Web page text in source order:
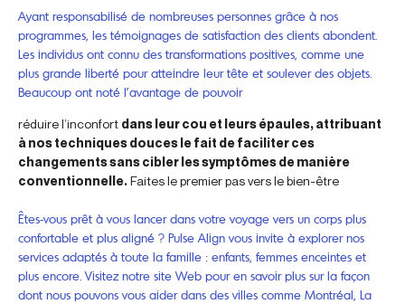
Ayant responsabilisé de nombreuses personnes grâce à nos
programmes, les témoignages de satisfaction des clients abondent.
Les individus ont connu des transformations positives, comme une
plus grande liberté pour atteindre leur tête et soulever des objets.
Beaucoup ont noté l’avantage de pouvoir
réduire l’inconfort dans leur cou et leurs épaules, attribuant
à nos techniques douces le fait de faciliter ces
changements sans cibler les symptômes de manière
conventionnelle.Faites le premier pas vers le bien-être
Êtes-vous prêt à vous lancer dans votre voyage vers un corps plus
confortable et plus aligné ? Pulse Align vous invite à explorer nos
services adaptés à toute la famille : enfants, femmes enceintes et
plus encore. Visitez notre site Web pour en savoir plus sur la façon
dont nous pouvons vous aider dans des villes comme Montréal, La